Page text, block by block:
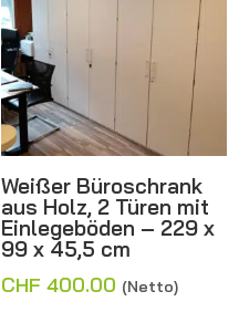
Weißer Büroschrank
aus Holz, 2 Türen mit
Einlegeböden – 229 x
99 x 45,5 cm
CHF 400.00 (Netto)